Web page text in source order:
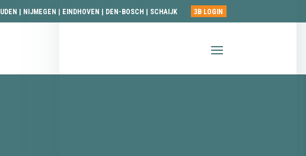
UDEN NIJMEGEN EINDHOVEN DEN-BOSCH SCHAIJK 3B LOGIN